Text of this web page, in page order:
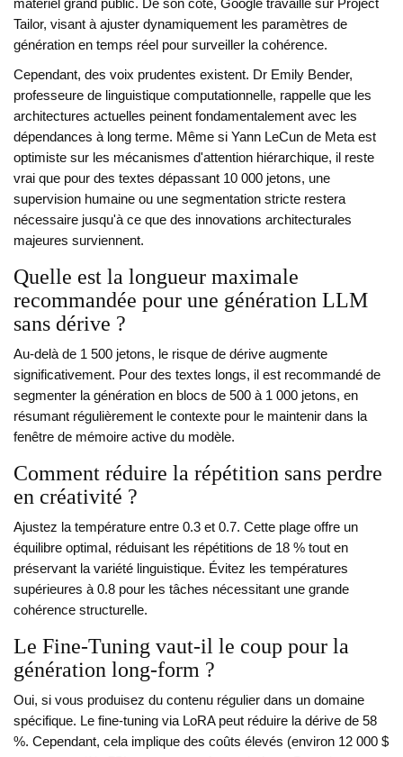
matériel grand public. De son côté, Google travaille sur Project
Tailor, visant à ajuster dynamiquement les paramètres de
génération en temps réel pour surveiller la cohérence.
Cependant, des voix prudentes existent. Dr Emily Bender,
professeure de linguistique computationnelle, rappelle que les
architectures actuelles peinent fondamentalement avec les
dépendances à long terme. Même si Yann LeCun de Meta est
optimiste sur les mécanismes d'attention hiérarchique, il reste
vrai que pour des textes dépassant 10 000 jetons, une
supervision humaine ou une segmentation stricte restera
nécessaire jusqu'à ce que des innovations architecturales
majeures surviennent.
Quelle est la longueur maximale
recommandée pour une génération LLM
sans dérive ?
Au-delà de 1 500 jetons, le risque de dérive augmente
significativement. Pour des textes longs, il est recommandé de
segmenter la génération en blocs de 500 à 1 000 jetons, en
résumant régulièrement le contexte pour le maintenir dans la
fenêtre de mémoire active du modèle.
Comment réduire la répétition sans perdre
en créativité ?
Ajustez la température entre 0.3 et 0.7. Cette plage offre un
équilibre optimal, réduisant les répétitions de 18 % tout en
préservant la variété linguistique. Évitez les températures
supérieures à 0.8 pour les tâches nécessitant une grande
cohérence structurelle.
Le Fine-Tuning vaut-il le coup pour la
génération long-form ?
Oui, si vous produisez du contenu régulier dans un domaine
spécifique. Le fine-tuning via LoRA peut réduire la dérive de 58
%. Cependant, cela implique des coûts élevés (environ 12 000 $